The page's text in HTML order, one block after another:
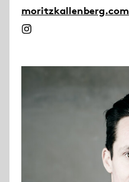
moritzkallenberg.com